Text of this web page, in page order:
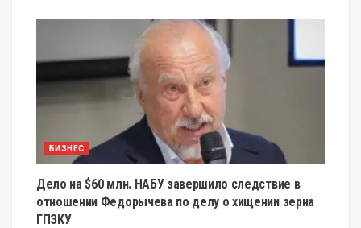
БИЗНЕС
Дело на $60 млн. НАБУ завершило следствие в
отношении Федорычева по делу о хищении зерна
ГПЗКУ